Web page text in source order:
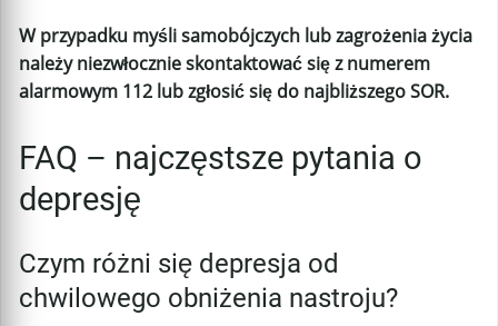
W przypadku myśli samobójczych lub zagrożenia życia
należy niezwłocznie skontaktować się z numerem
alarmowym 112 lub zgłosić się do najbliższego SOR.
FAQ – najczęstsze pytania o
depresję
Czym różni się depresja od
chwilowego obniżenia nastroju?